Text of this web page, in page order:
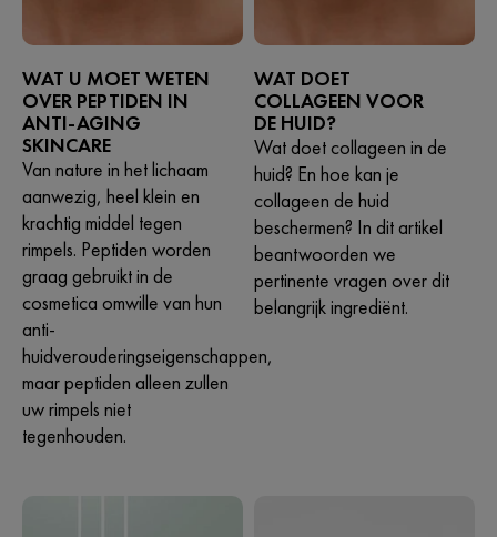
WAT U MOET WETEN
OVER PEPTIDEN IN
ANTI-AGING
SKINCARE
Van nature in het lichaam
aanwezig, heel klein en
krachtig middel tegen
rimpels. Peptiden worden
graag gebruikt in de
cosmetica omwille van hun
anti-
huidverouderingseigenschappen,
maar peptiden alleen zullen
uw rimpels niet
tegenhouden.
WAT DOET
COLLAGEEN VOOR
DE HUID?
Wat doet collageen in de
huid? En hoe kan je
collageen de huid
beschermen? In dit artikel
beantwoorden we
pertinente vragen over dit
belangrijk ingrediënt.